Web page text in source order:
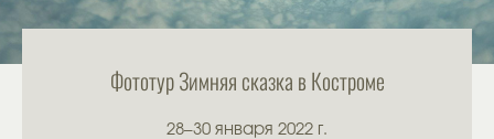
Фототур Зимняя сказка в Костроме
28–30 января 2022 г.